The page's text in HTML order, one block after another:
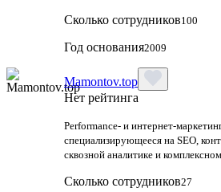
Сколько сотрудников100
Год основания2009
Mamontov.top
Нет рейтинга
Performance‑ и
специализирующееся на SEO,
сквозной аналитике и
Сколько сотрудников27